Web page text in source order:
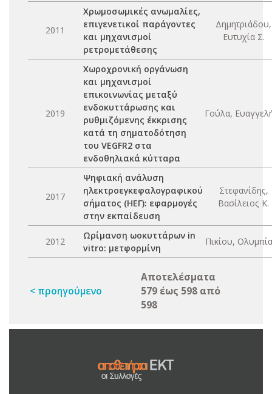
2011
Χρωμοσωμικές ανωμαλίες,
επιγενετικοί παράγοντες
και μηχανισμοί
ρετρομετάθεσης
Δημητριάδου,
Ευτυχία Σ.
2019
Χωροχρονική οργάνωση
και μηχανισμοί
επικοινωνίας μεταξύ
ενδοκυττάρωσης και
ρυθμιζόμενης έκκρισης
κατά τη σηματοδότηση
του VEGFR2 στα
ενδοθηλιακά κύτταρα
Γούλα,
2017
Ψηφιακή ανάλυση
ηλεκτροεγκεφαλογραφικού
σήματος (ΗΕΓ): εφαρμογές
στην εκπαίδευση
Στεφανίδης,
Βασίλειος Κ.
2012
Ωρίμανση ωοκυττάρων in
vitro: μετφορμίνη
Πικίου,
< προηγούμενο
Αποτελέσματα
579 έως 598 από
598